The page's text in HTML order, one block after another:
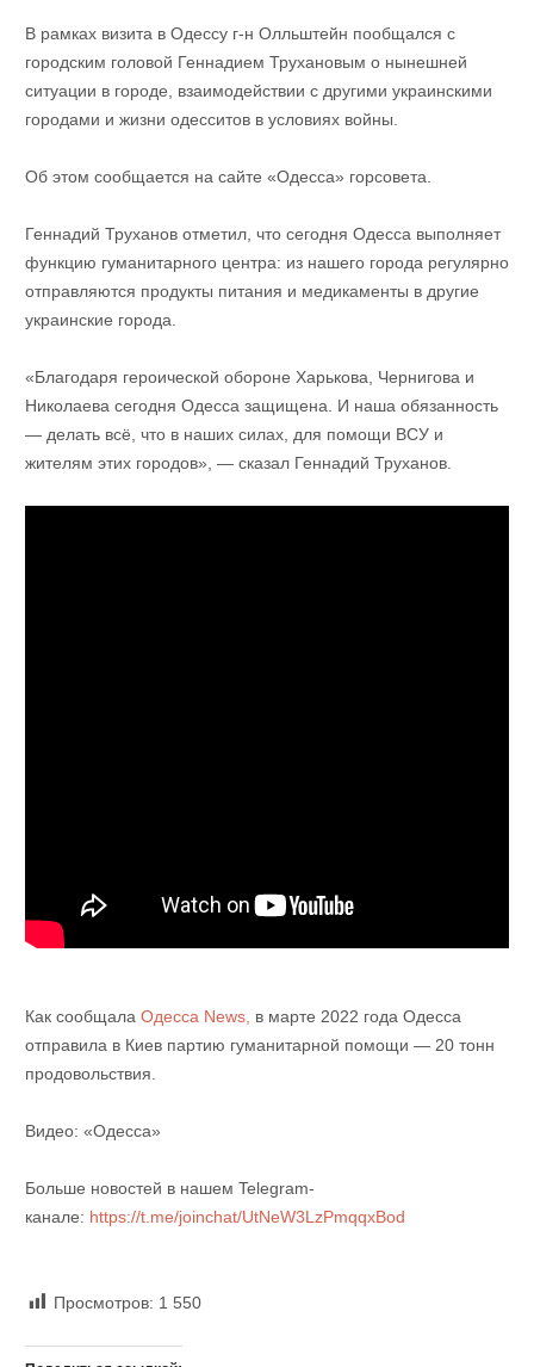
В рамках визита в Одессу г-н Олльштейн пообщался с
городским головой Геннадием Трухановым о нынешней
ситуации в городе, взаимодействии с другими украинскими
городами и жизни одесситов в условиях войны.
Об этом сообщается на сайте «Одесса» горсовета.
Геннадий Труханов отметил, что сегодня Одесса выполняет
функцию гуманитарного центра: из нашего города регулярно
отправляются продукты питания и медикаменты в другие
украинские города.
«Благодаря героической обороне Харькова, Чернигова и
Николаева сегодня Одесса защищена. И наша обязанность
— делать всё, что в наших силах, для помощи ВСУ и
жителям этих городов», — сказал Геннадий Труханов.
Как сообщала Одесса News, в марте 2022 года Одесса
отправила в Киев партию гуманитарной помощи — 20 тонн
продовольствия.
Видео: «Одесса»
Больше новостей в нашем Telegram-
канале: https://t.me/joinchat/UtNeW3LzPmqqxBod
Просмотров: 1 550